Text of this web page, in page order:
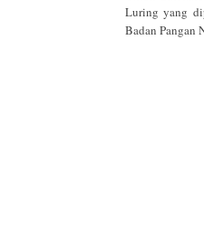
Luring yang
Badan Pangan